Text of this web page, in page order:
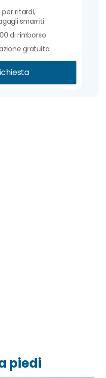
per ritardi,
smarriti
di rimborso
gratuita
piedi